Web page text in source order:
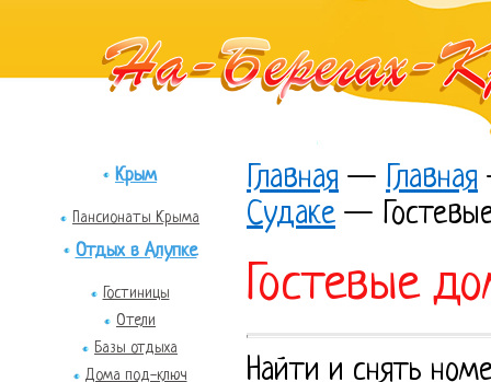
Крым
Пансионаты Крыма
Отдых в Алупке
Гостиницы
Отели
Базы отдыха
Дома под-ключ
Главная — Главная
Судаке —
Гостевые
Найти и снять